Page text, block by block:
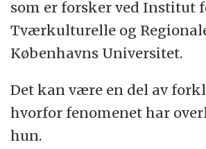
tv-programmer . Men det har
historisk tendens til å
motpol. Tendensen kalles
er først beskrevet av den
Edmund Husserl (1859–1938),
som er forsker ved Institut
Tværkulturelle og
Københavns Universitet.
Det kan være en del av
hvorfor fenomenet har
hun.